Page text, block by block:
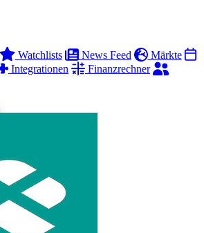
Watchlists News Feed
Märkte
Integrationen
Finanzrechner